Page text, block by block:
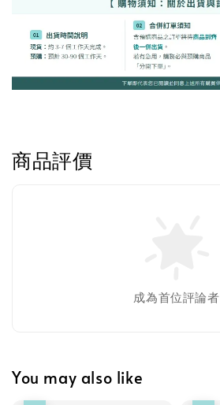
NT$ 350 TWD
商品評價
成為首位評論者
You may also like